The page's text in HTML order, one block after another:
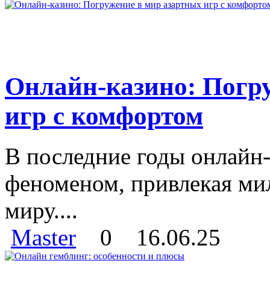
Онлайн-казино:
игр с комфортом
В последние годы
феноменом, привлекая
миру....
Master
0 16.06.25